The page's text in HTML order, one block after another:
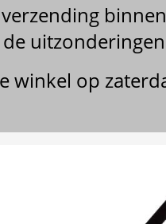
winkel op